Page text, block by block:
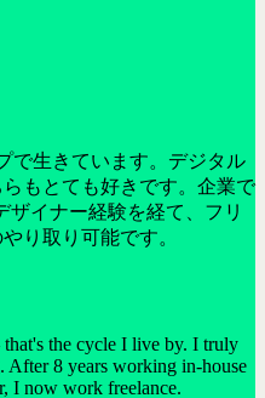
生きています。デジタル
もとても好きです。企業で
ザイナー経験を経て、フリ
り取り可能です。
the cycle I live by. I truly
After 8 years working in-house
I now work freelance.